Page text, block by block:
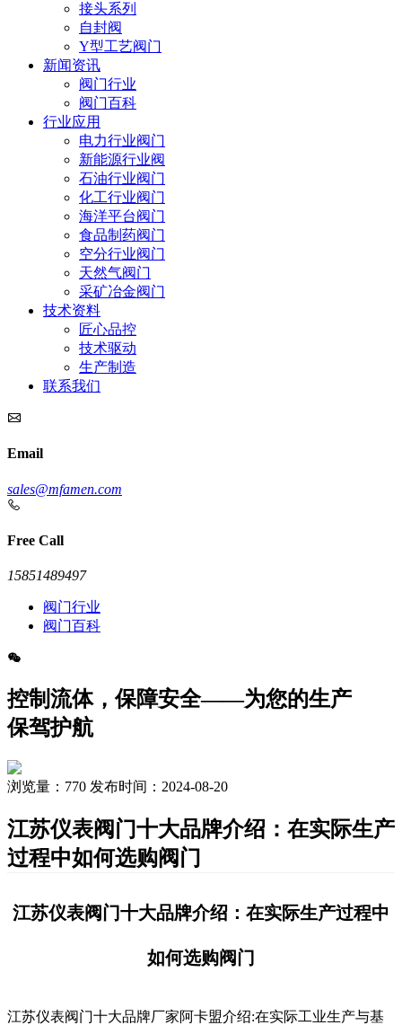
接头系列
自封阀
Y型工艺阀门
新闻资讯
阀门行业
阀门百科
行业应用
电力行业阀门
新能源行业阀
石油行业阀门
化工行业阀门
海洋平台阀门
食品制药阀门
空分行业阀门
天然气阀门
采矿冶金阀门
技术资料
匠心品控
技术驱动
生产制造
联系我们
Email
sales@mfamen.com
Free Call
15851489497
阀门行业
阀门百科
控制流体，保障安全——为您的生产
保驾护航
浏览量： 770 发布时间：2024-08-20
江苏仪表阀门十大品牌介绍：在实际生产
过程中如何选购阀门
江苏仪表阀门十大品牌介绍：在实际生产过程中
如何选购阀门
江苏仪表阀门十大品牌厂家阿卡盟介绍:在实际工业生产与基